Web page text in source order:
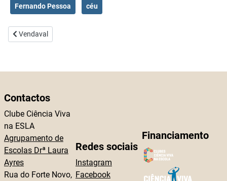
Fernando Pessoa céu
Artigo anterior: Vendaval
Vendaval
Contactos
Clube Ciência Viva
na ESLA
Agrupamento de
Escolas Drª Laura
Ayres
Rua do Forte Novo,
Redes sociais
Instagram
Facebook
Financiamento